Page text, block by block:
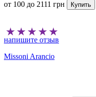
от 100 до 2111 грн Купить
напишите отзыв
Missoni Arancio